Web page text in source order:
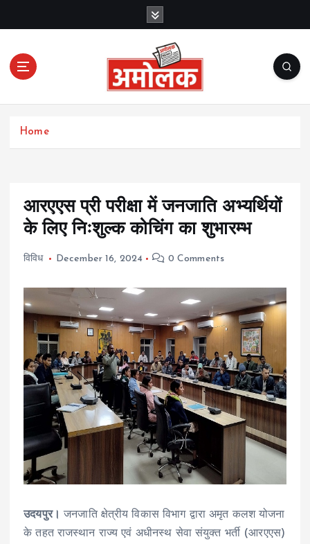
c
Amolak News
Home
आरएएस प्री परीक्षा में जनजाति अभ्यर्थियों
के लिए निःशुल्क कोचिंग का शुभारम्भ
विविध December 16, 2024 0 Comments
उदयपुर।जनजाति क्षेत्रीय विकास विभाग द्वारा अमृत कलश योजना
के तहत राजस्थान राज्य एवं अधीनस्थ सेवा संयुक्त भर्ती (आरएएस)